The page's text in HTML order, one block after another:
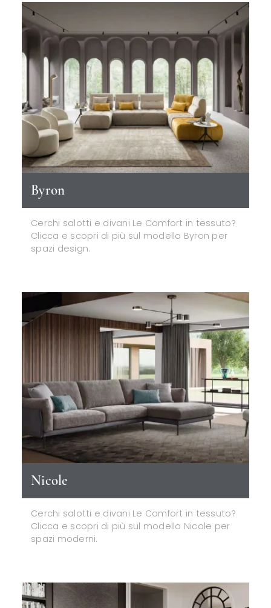
Byron
Cerchi salotti e divani Le Comfort in tessuto?
Clicca e scopri di più sul modello Byron per
spazi design.
Nicole
Cerchi salotti e divani Le Comfort in tessuto?
Clicca e scopri di più sul modello Nicole per
spazi moderni.